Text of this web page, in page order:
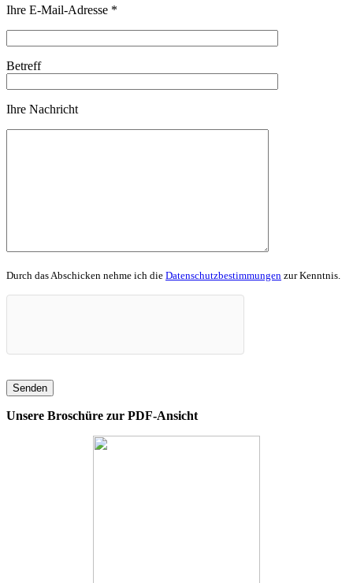
Ihre E-Mail-Adresse *
Betreff
Ihre Nachricht
Durch das Abschicken nehme ich die Datenschutzbestimmungen zur Kenntnis.
Unsere Broschüre zur PDF-Ansicht